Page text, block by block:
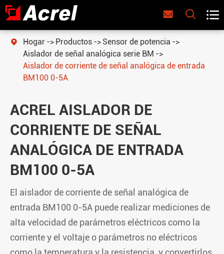
  
 Hogar Productos
Sensor de potencia
Aislador de señal analógica serie BM
Aislador de corriente de señal analógica de entrada
BM100 0-5A
ACREL AISLADOR DE
CORRIENTE DE SEÑAL
ANALÓGICA DE ENTRADA
BM100 0-5A
El aislador de corriente de señal analógica de
entrada BM100 0-5A puede realizar mediciones de
alta velocidad de parámetros eléctricos como la
corriente y el voltaje o parámetros no eléctricos